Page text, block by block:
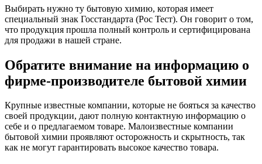
Выбирать нужно ту бытовую химию, которая имеет
специальный знак Госстандарта (Рос Тест). Он говорит о том,
что продукция прошла полный контроль и сертифицирована
для продажи в нашей стране.
Обратите внимание на информацию о
фирме-производителе бытовой химии
Крупные известные компании, которые не бояться за качество
своей продукции, дают полную контактную информацию о
себе и о предлагаемом товаре. Малоизвестные компании
бытовой химии проявляют осторожность и скрытность, так
как не могут гарантировать высокое качество товара.